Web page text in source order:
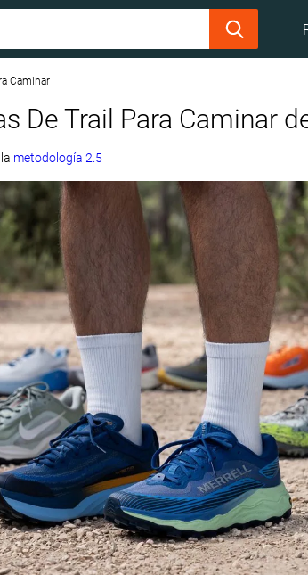
Caminar
De Trail Para Caminar
metodología 2.5